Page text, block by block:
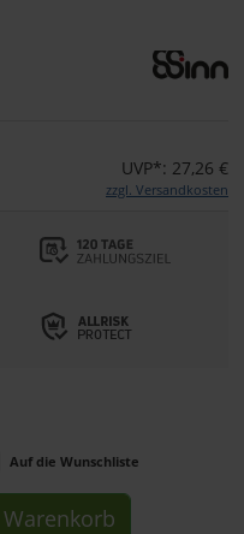
UVP*: 27,26 €
zzgl. Versandkosten
Auf die Wunschliste
Warenkorb